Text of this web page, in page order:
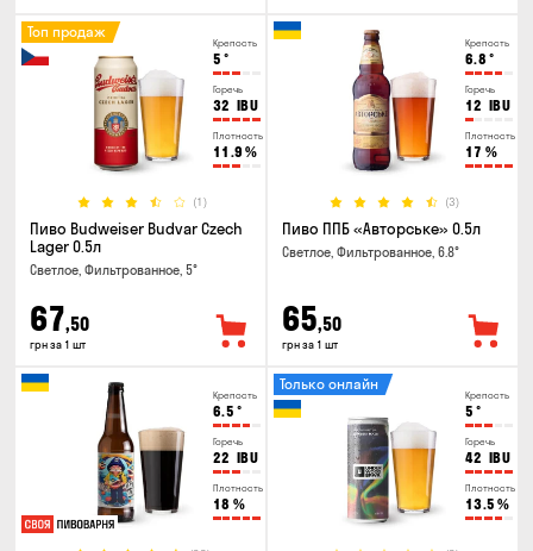
Крепость
5 °
Горечь
32 IBU
Плотность
11.9 %
(1)
Топ продаж
Пиво Budweiser Budvar Czech
Lager 0.5л
Светлое, Фильтрованное, 5°
67,50
грн за 1 шт
Крепость
6.8 °
Горечь
12 IBU
Плотность
17 %
(3)
Пиво ППБ «Авторське» 0.5л
Светлое, Фильтрованное, 6.8°
65,50
грн за 1 шт
Крепость
6.5 °
Горечь
22 IBU
Плотность
18 %
Крепость
5 °
Горечь
42 IBU
Плотность
13.5 %
Только онлайн